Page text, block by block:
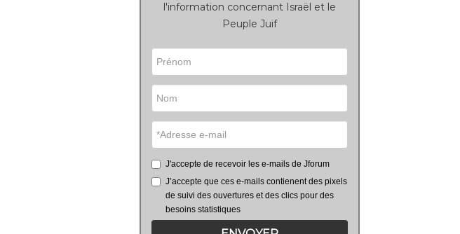
l'information concernant Israël et le
Peuple Juif
J'accepte de recevoir les e-mails de Jforum
J’accepte que ces e-mails contienent des pixels
de suivi des ouvertures et des clics pour des
besoins statistiques